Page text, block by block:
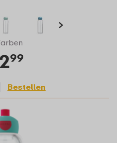
99
Bestellen